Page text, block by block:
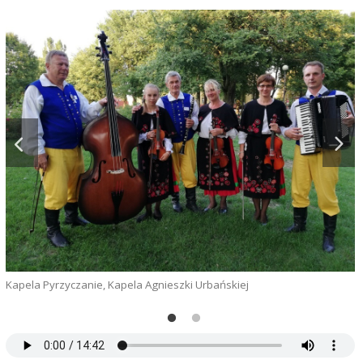
Kapela Pyrzyczanie, Kapela Agnieszki Urbańskiej